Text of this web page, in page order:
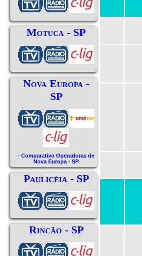
Motuca - SP
Nova Europa -
SP
- Comparativo Operadoras de
Nova Europa - SP
Paulicéia - SP
Rincão - SP